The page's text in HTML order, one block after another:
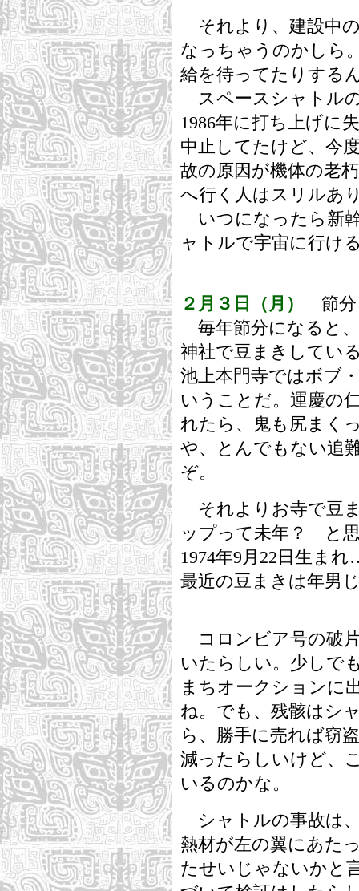
それより、建設中
なっちゃうのかしら
給を待ってたりする
スペースシャトル
1986年に打ち上げに
中止してたけど、今
故の原因が機体の老
へ行く人はスリルあ
いつになったら新
ャトルで宇宙に行け
２月３日（月）
節分
毎年節分になると
神社で豆まきしてい
池上本門寺ではボブ
いうことだ。運慶の
れたら、鬼も尻まく
や、とんでもない追
ぞ。
それよりお寺で豆
ップって未年？ と
1974年9月22日生ま
最近の豆まきは年男
コロンビア号の破
いたらしい。少しで
まちオークションに
ね。でも、残骸はシ
ら、勝手に売れば窃
減ったらしいけど、
いるのかな。
シャトルの事故は
熱材が左の翼にあた
たせいじゃないかと